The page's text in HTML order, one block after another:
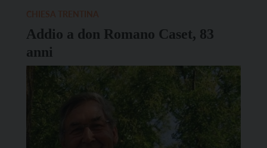
Addio a don Romano Caset, 83
anni